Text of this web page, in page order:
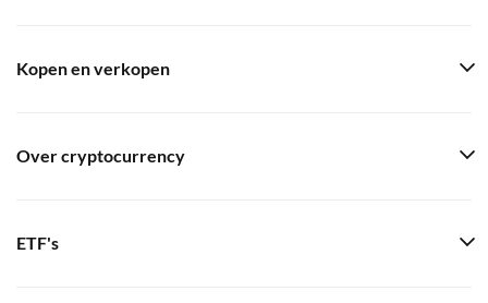
Kopen en verkopen
Over cryptocurrency
ETF's